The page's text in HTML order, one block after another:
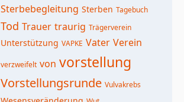
Sterbebegleitung Sterben Tagebuch
Tod Trauer traurig Trägerverein
Unterstützung VAPKE Vater Verein
verzweifelt von vorstellung
Vorstellungsrunde Vulvakrebs